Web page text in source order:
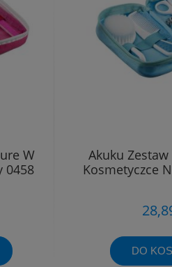
W
0458
Akuku
Kosmetyczce
DO